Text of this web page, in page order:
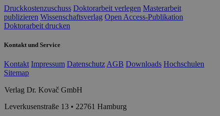
Druckkostenzuschuss Doktorarbeit verlegen Masterarbeit
publizieren Wissenschaftsverlag Open Access-Publikation
Doktorarbeit drucken
Kontakt und Service
Kontakt Impressum Datenschutz AGB Downloads Hochschulen
Sitemap
Verlag Dr. Kovač GmbH
Leverkusenstraße 13 • 22761 Hamburg